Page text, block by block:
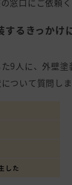
するきっかけ
9人に、外壁塗
ついて質問しま
した